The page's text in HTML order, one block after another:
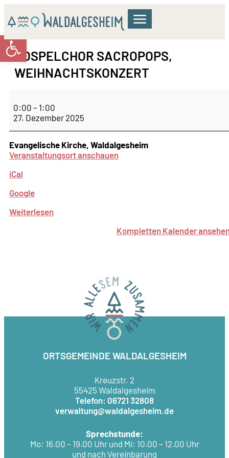
Werkzeugleiste öffnen
GOSPELCHOR SACROPOPS,
WEIHNACHTSKONZERT
0:00 – 1:00
27. Dezember 2025
Evangelische Kirche, Waldalgesheim
Veranstaltungsort anschauen
iCal
Google
Weiterlesen
Kompletten Kalender
ORTSGEMEINDE WALDALGESHEIM
Kreuzstr. 2
55425 Waldalgesheim
Telefon: 06721 32808
verwaltung@waldalgesheim.de
Sprechstunde:
Mo: 16.00 – 19.00 Uhr und Mi: 10.00 – 12.00 Uhr
und nach Vereinbarung